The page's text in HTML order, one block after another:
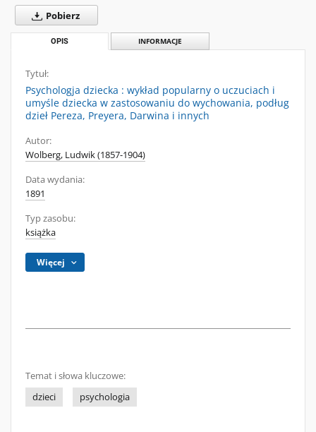
Pobierz
OPIS INFORMACJE
Tytuł:
Psychologja dziecka : wykład popularny o uczuciach i
umyśle dziecka w zastosowaniu do wychowania, podług
dzieł Pereza, Preyera, Darwina i innych
Autor:
Wolberg, Ludwik (1857-1904)
Data wydania:
1891
Typ zasobu:
książka
Więcej
Temat i słowa kluczowe:
dzieci
psychologia